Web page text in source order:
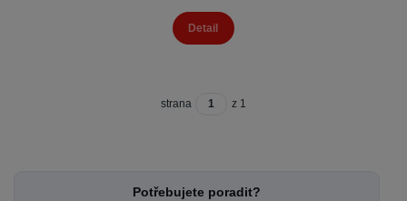
Detail
strana z 1
Potřebujete poradit?